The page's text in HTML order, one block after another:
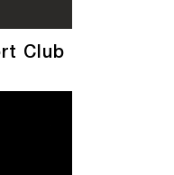
Club